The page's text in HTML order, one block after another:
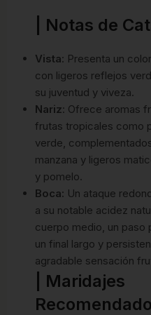
| Notas de
Vista: Presenta un
con ligeros reflejos
su juventud y viveza.
Nariz: Ofrece aromas
frutas tropicales como
verde,
manzana y ligeros
y pomelo.
Boca: Un ataque
a su notable acidez
cuerpo medio, un paso
un final largo y
agradable sensación
| Maridajes